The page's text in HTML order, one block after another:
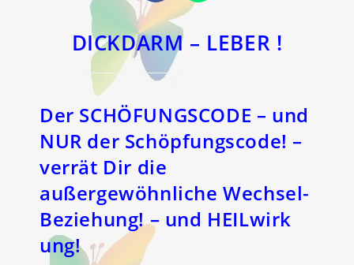
einem
neuen
Fenster Fenster
DICKDARM – LEBER !
Der SCHÖFUNGSCODE – und
NUR der Schöpfungscode! –
verrät Dir die
außergewöhnliche Wechsel-
Beziehung! – und HEILwirk
ung!